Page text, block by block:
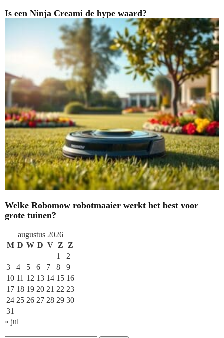
Is een Ninja Creami de hype waard?
Welke Robomow robotmaaier werkt het best voor
grote tuinen?
augustus 2026
M D W D V Z
Z
1
2
3
4 5 6 7 8
9
10 11 12 13 14 15 16
17 18 19 20 21 22 23
24 25 26 27 28 29 30
31
« jul